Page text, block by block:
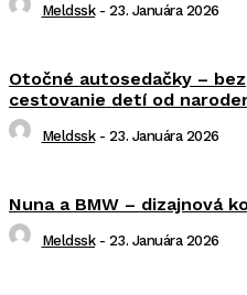
Meldssk - 23. Januára 2026
Otočné autosedačky –
cestovanie detí od
Meldssk - 23. Januára 2026
Nuna a BMW – dizajnová
Meldssk - 23. Januára 2026